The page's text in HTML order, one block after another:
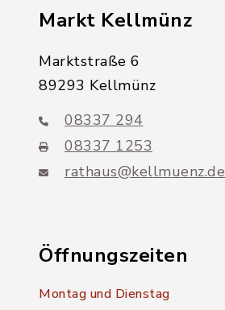
Markt Kellmünz
Marktstraße 6
89293 Kellmünz
08337 294
08337 1253
rathaus@kellmuenz.de
Öffnungszeiten
Montag und Dienstag